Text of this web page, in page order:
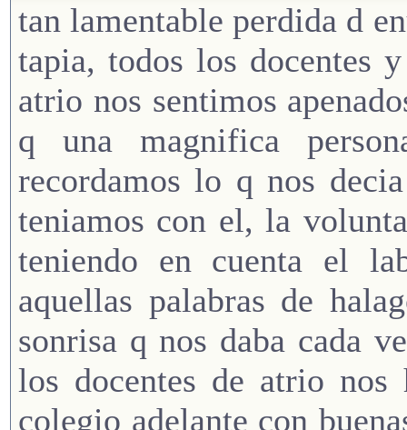
tan lamentable perdida d
tapia, todos los docentes
atrio nos sentimos
q una magnifica
recordamos lo q nos
teniamos con el, la
teniendo en cuenta el
aquellas palabras de
sonrisa q nos daba cada
los docentes de atrio nos
colegio adelante con